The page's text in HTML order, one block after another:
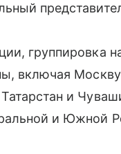
группировка
включая
и
и Южной